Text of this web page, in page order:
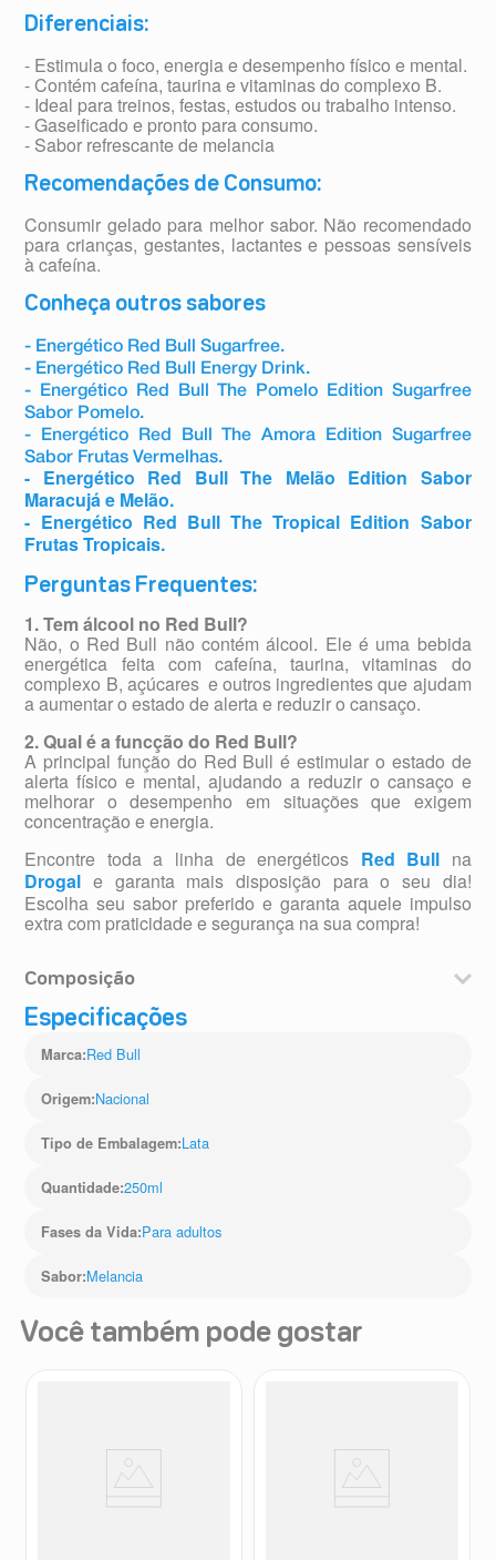
Diferenciais:
- Estimula o foco, energia e desempenho físico e mental.
- Contém cafeína, taurina e vitaminas do complexo B.
- Ideal para treinos, festas, estudos ou trabalho intenso.
- Gaseificado e pronto para consumo.
- Sabor refrescante de melancia
Recomendações de Consumo:
Consumir gelado para melhor sabor. Não recomendado
para crianças, gestantes, lactantes e pessoas sensíveis
à cafeína.
Conheça outros sabores
- Energético Red Bull Sugarfree.
- Energético Red Bull Energy Drink.
- Energético Red Bull The Pomelo Edition Sugarfree
Sabor Pomelo.
- Energético Red Bull The Amora Edition Sugarfree
Sabor Frutas Vermelhas.
- Energético Red Bull The Melão Edition Sabor
Maracujá e Melão.
- Energético Red Bull The Tropical Edition Sabor
Frutas Tropicais.
Perguntas Frequentes:
1. Tem álcool no Red Bull?
Não, o Red Bull não contém álcool. Ele é uma bebida
energética feita com cafeína, taurina, vitaminas do
complexo B, açúcares e outros ingredientes que ajudam
a aumentar o estado de alerta e reduzir o cansaço.
2. Qual é a funcção do Red Bull?
A principal função do Red Bull é estimular o estado de
alerta físico e mental, ajudando a reduzir o cansaço e
melhorar o desempenho em situações que exigem
concentração e energia.
Encontre toda a linha de energéticos Red Bull na
Drogal e garanta mais disposição para o seu dia!
Escolha seu sabor preferido e garanta aquele impulso
extra com praticidade e segurança na sua compra!
Composição
Cafeína, Taurina, Vitaminas do Grupo B, Açúcares e
Água.
Especificações
Marca:Red Bull
Origem:Nacional
Tipo de Embalagem:Lata
Quantidade:250ml
Fases da Vida:Para adultos
Sabor:Melancia
Você também pode gostar